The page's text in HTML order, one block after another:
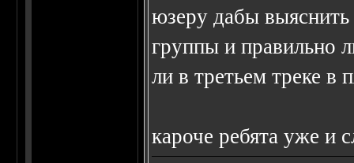
юзеру дабы выяснить
группы и правильно
ли в третьем треке в
кароче ребята уже и